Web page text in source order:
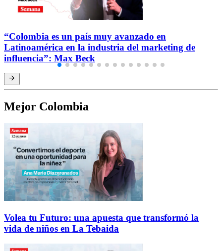
“Colombia es un país muy avanzado en
Latinoamérica en la industria del marketing de
influencia”: Max Beck
Mejor Colombia
Volea tu Futuro: una apuesta que transformó la
vida de niños en La Tebaida